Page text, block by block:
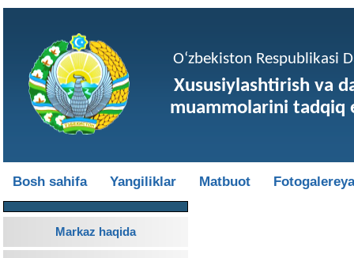
O‘zbekiston Respublikasi
Xususiylashtirish va
muammolarini tadqiq
Bosh sahifa Yangiliklar Matbuot Fotogalereya
Markaz haqida